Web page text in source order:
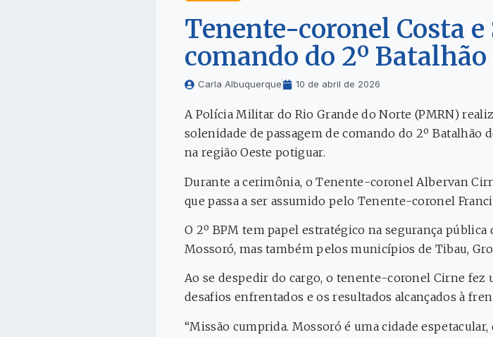
Tenente-coronel Costa e
comando do 2º
Carla Albuquerque 10 de abril de 2026
A Polícia Militar do Rio Grande do Norte (PMRN)
solenidade de passagem de comando do 2º Batalhão
na região Oeste potiguar.
Durante a cerimônia, o Tenente-coronel Albervan
que passa a ser assumido pelo Tenente-coronel
O 2º BPM tem papel estratégico na segurança
Mossoró, mas também pelos municípios de Tibau,
Ao se despedir do cargo, o tenente-coronel Cirne fez
desafios enfrentados e os resultados alcançados à
“Missão cumprida. Mossoró é uma cidade